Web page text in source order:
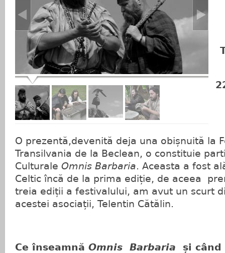
O prezentă,devenită deja una obișnuită la
Transilvania de la Beclean, o constituie
Culturale Omnis Barbaria. Aceasta a fost
Celtic încă de la prima ediție, de aceea
treia ediții a festivalului, am avut un scurt
acestei asociații, Telentin Cătălin.
Ce înseamnă Omnis Barbaria și când